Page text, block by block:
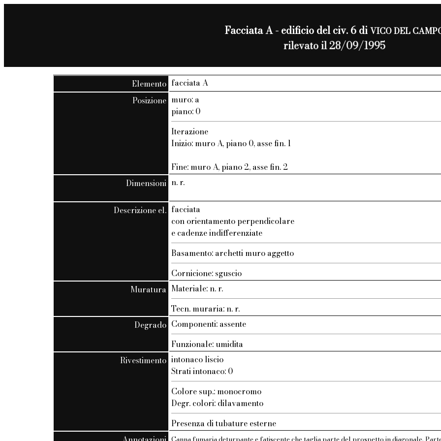
Facciata A - edificio del civ. 6 diVICO DEL
rilevato il 28/09/1995
Elemento facciata A
Posizione muro: a
piano: 0
Iterazione
Inizio: muro A, piano 0, asse fin. 1
Fine: muro A, piano 2, asse fin. 2
Dimensioni n. r.
Descrizione el. facciata
con orientamento perpendicolare
e cadenze indifferenziate
Basamento: archetti muro aggetto
Cornicione: sguscio
Muratura Materiale: n. r.
Tecn. muraria: n. r.
Degrado Componenti: assente
Funzionale: umidita
Rivestimento intonaco liscio
Strati intonaco: 0
Colore sup.: monocromo
Degr. colori: dilavamento
Presenza di tubature esterne
Canna fumaria deturpante e fatiscente che taglia parte del prospetto in diagonale.